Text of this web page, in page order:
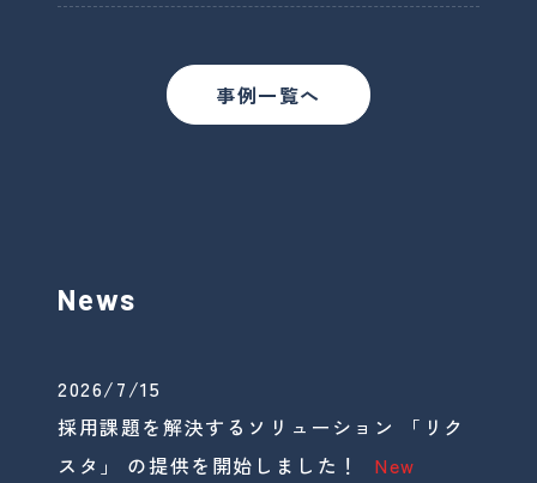
事例一覧へ
News
2026/7/15
採用課題を解決するソリューション 「リク
スタ」 の提供を開始しました！
New